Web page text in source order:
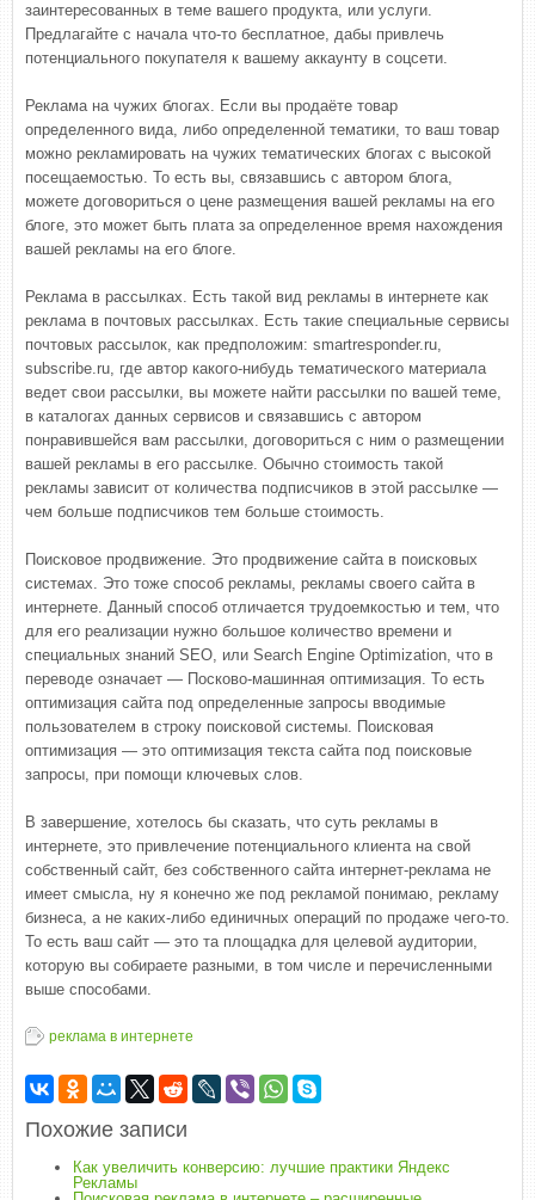
заинтересованных в теме вашего продукта, или услуги.
Предлагайте с начала что-то бесплатное, дабы привлечь
потенциального покупателя к вашему аккаунту в соцсети.
Реклама на чужих блогах. Если вы продаёте товар
определенного вида, либо определенной тематики, то ваш товар
можно рекламировать на чужих тематических блогах с высокой
посещаемостью. То есть вы, связавшись с автором блога,
можете договориться о цене размещения вашей рекламы на его
блоге, это может быть плата за определенное время нахождения
вашей рекламы на его блоге.
Реклама в рассылках. Есть такой вид рекламы в интернете как
реклама в почтовых рассылках. Есть такие специальные сервисы
почтовых рассылок, как предположим: smartresponder.ru,
subscribe.ru, где автор какого-нибудь тематического материала
ведет свои рассылки, вы можете найти рассылки по вашей теме,
в каталогах данных сервисов и связавшись с автором
понравившейся вам рассылки, договориться с ним о размещении
вашей рекламы в его рассылке. Обычно стоимость такой
рекламы зависит от количества подписчиков в этой рассылке —
чем больше подписчиков тем больше стоимость.
Поисковое продвижение. Это продвижение сайта в поисковых
системах. Это тоже способ рекламы, рекламы своего сайта в
интернете. Данный способ отличается трудоемкостью и тем, что
для его реализации нужно большое количество времени и
специальных знаний SEO, или Search Engine Optimization, что в
переводе означает — Посково-машинная оптимизация. То есть
оптимизация сайта под определенные запросы вводимые
пользователем в строку поисковой системы. Поисковая
оптимизация — это оптимизация текста сайта под поисковые
запросы, при помощи ключевых слов.
В завершение, хотелось бы сказать, что суть рекламы в
интернете, это привлечение потенциального клиента на свой
собственный сайт, без собственного сайта интернет-реклама не
имеет смысла, ну я конечно же под рекламой понимаю, рекламу
бизнеса, а не каких-либо единичных операций по продаже чего-то.
То есть ваш сайт — это та площадка для целевой аудитории,
которую вы собираете разными, в том числе и перечисленными
выше способами.
реклама в интернете
Похожие записи
Как увеличить конверсию: лучшие практики Яндекс
Рекламы